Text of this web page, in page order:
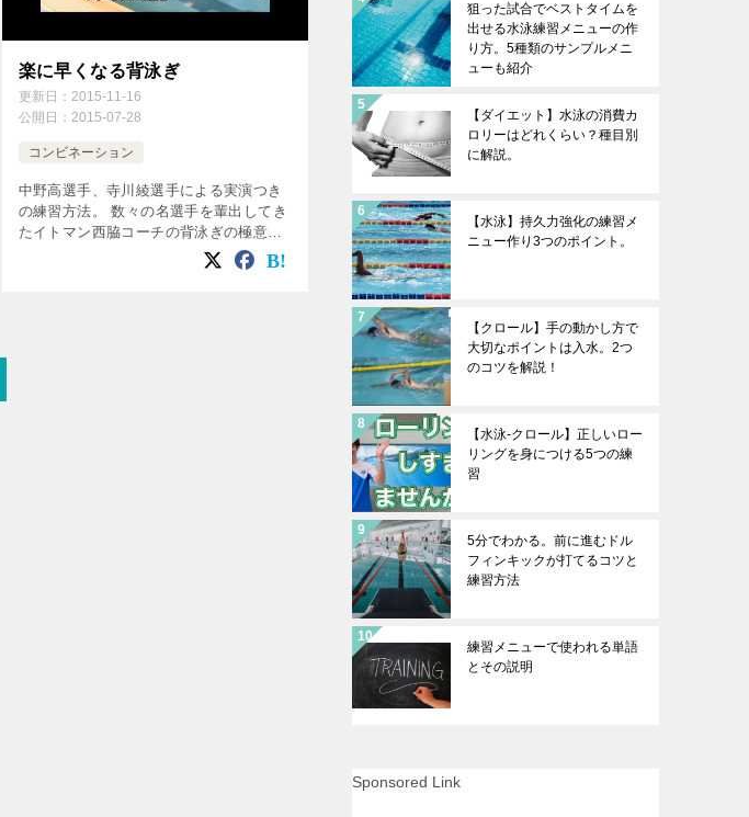
楽に早くなる背泳ぎ
更新日： 2015-11-16
公開日： 2015-07-28
コンビネーション
中野高選手、寺川綾選手による実演つき
の練習方法。 数々の名選手を輩出してき
たイトマン西脇コーチの背泳ぎの極意を
伝授。 背泳ぎを早くなりたい方、必見で
狙った試合でベストタイムを
出せる水泳練習メニューの作
り方。5種類のサンプルメニ
ューも紹介
【ダイエット】水泳の消費カ
ロリーはどれくらい？種目別
に解説。
【水泳】持久力強化の練習メ
ニュー作り3つのポイント。
【クロール】手の動かし方で
大切なポイントは入水。2つ
のコツを解説！
【水泳-クロール】正しいロー
リングを身につける5つの練
習
5分でわかる。前に進むドル
フィンキックが打てるコツと
練習方法
練習メニューで使われる単語
とその説明
Sponsored Link